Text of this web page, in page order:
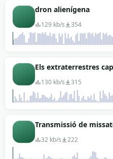
dron alienígena
129 kb/s 354
Els extraterrestres
130 kb/s 315
Transmissió de
32 kb/s 222